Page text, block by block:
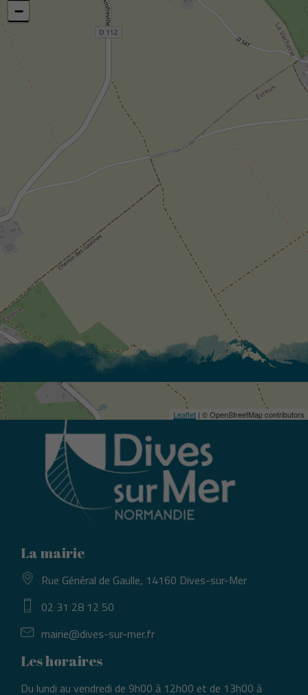
−
Leaflet | © OpenStreetMap contributors
La mairie
Rue Général de Gaulle, 14160 Dives-sur-Mer
02 31 28 12 50
mairie@dives-sur-mer.fr
Les horaires
Du lundi au vendredi de 9h00 à 12h00 et de 13h00 à